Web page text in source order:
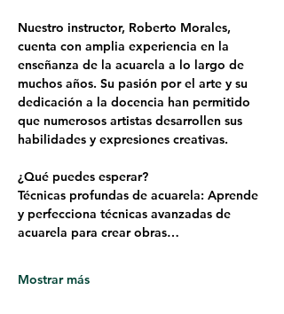
Nuestro instructor, Roberto Morales,
cuenta con amplia experiencia en la
enseñanza de la acuarela a lo largo de
muchos años. Su pasión por el arte y su
dedicación a la docencia han permitido
que numerosos artistas desarrollen sus
habilidades y expresiones creativas.
¿Qué puedes esperar?
Técnicas profundas de acuarela: Aprende
y perfecciona técnicas avanzadas de
acuarela para crear obras…
Mostrar más